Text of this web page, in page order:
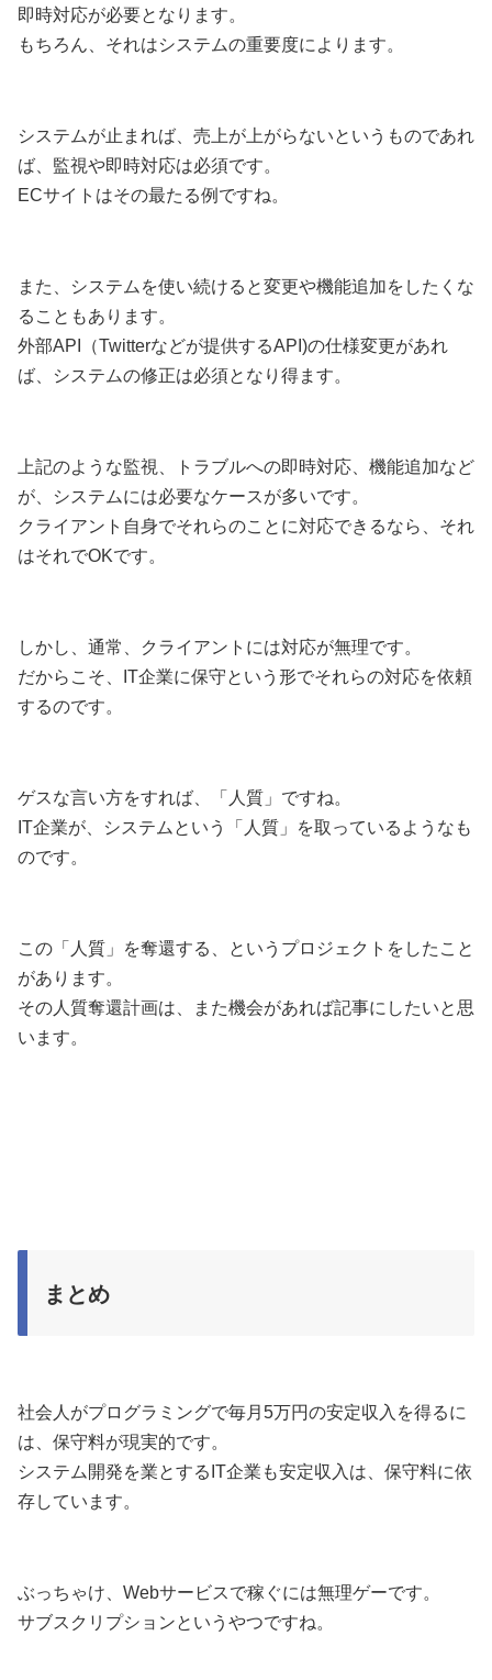
即時対応が必要となります。
もちろん、それはシステムの重要度によります。
システムが止まれば、売上が上がらないというものであれ
ば、監視や即時対応は必須です。
ECサイトはその最たる例ですね。
また、システムを使い続けると変更や機能追加をしたくな
ることもあります。
外部API（Twitterなどが提供するAPI)の仕様変更があれ
ば、システムの修正は必須となり得ます。
上記のような監視、トラブルへの即時対応、機能追加など
が、システムには必要なケースが多いです。
クライアント自身でそれらのことに対応できるなら、それ
はそれでOKです。
しかし、通常、クライアントには対応が無理です。
だからこそ、IT企業に保守という形でそれらの対応を依頼
するのです。
ゲスな言い方をすれば、「人質」ですね。
IT企業が、システムという「人質」を取っているようなも
のです。
この「人質」を奪還する、というプロジェクトをしたこと
があります。
その人質奪還計画は、また機会があれば記事にしたいと思
います。
まとめ
社会人がプログラミングで毎月5万円の安定収入を得るに
は、保守料が現実的です。
システム開発を業とするIT企業も安定収入は、保守料に依
存しています。
ぶっちゃけ、Webサービスで稼ぐには無理ゲーです。
サブスクリプションというやつですね。